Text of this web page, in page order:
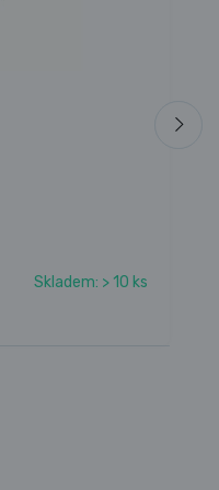
Skladem: > 10 ks